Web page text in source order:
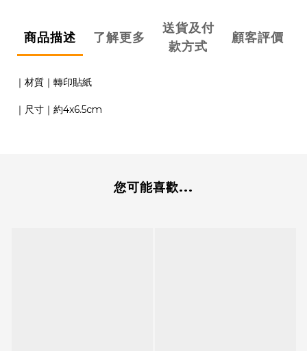
商品描述 了解更多
送貨及付
款方式
顧客評價
｜材質｜轉印貼紙
｜尺寸｜約4x6.5cm
您可能喜歡...